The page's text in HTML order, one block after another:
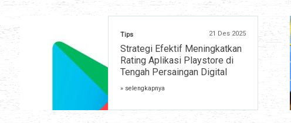
Tips 21 Des 2025
Strategi Efektif Meningkatkan
Rating Aplikasi Playstore di
Tengah Persaingan Digital
» selengkapnya